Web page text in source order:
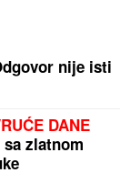
nije isti
DANE
zlatnom